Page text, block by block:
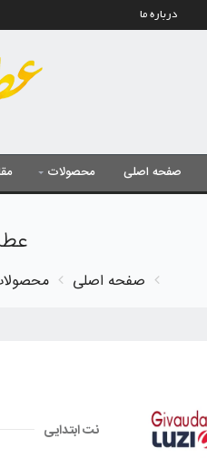
درباره ما
صفحه اصلی محصولات
صفحه اصلی
نت ابتدایی